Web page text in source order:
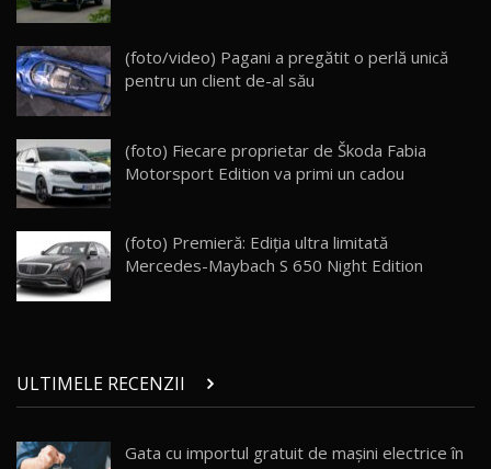
24
ZEEKR 009: Cel mai Performant și Confortabil
Van Electric Testat în Moldova / AutoBlog.MD
26:38
25
mai Exclusiv și Puternic Defender Testat în
Moldova
32:21
26
AutoBlog.MD
10:57
28
Noul Geely Monjaro 2025! Mai ieftin și mai
dotat / Test Drive AutoBlog.MD
(foto/video) Pagani a pregătit o perlă unică
pentru un client de-al său
(foto) Fiecare proprietar de Škoda Fabia
Motorsport Edition va primi un cadou
(foto) Premieră: Ediţia ultra limitată
Mercedes-Maybach S 650 Night Edition
ULTIMELE RECENZII
Gata cu importul gratuit de mașini electrice în